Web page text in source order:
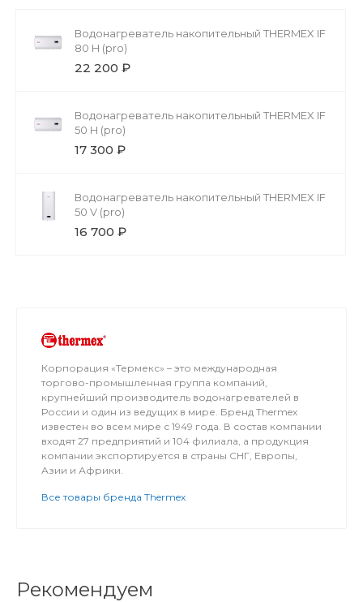
Водонагреватель накопительный THERMEX IF
80 H (pro)
22 200 ₽
Водонагреватель накопительный THERMEX IF
50 H (pro)
17 300 ₽
Водонагреватель накопительный THERMEX IF
50 V (pro)
16 700 ₽
Корпорация «Термекс» – это международная
торгово-промышленная группа компаний,
крупнейший производитель водонагревателей в
России и один из ведущих в мире. Бренд Thermex
известен во всем мире с 1949 года. В состав компании
входят 27 предприятий и 104 филиала, а продукция
компании экспортируется в страны СНГ, Европы,
Азии и Африки.
Все товары бренда Thermex
Рекомендуем